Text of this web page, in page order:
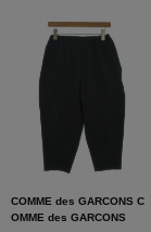
COMME des GARCONS C
OMME des GARCONS